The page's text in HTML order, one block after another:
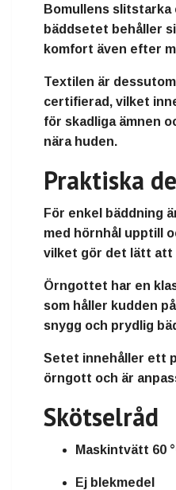
Bomullens
bäddsetet behåller
komfort även efter
Textilen är dessutom
certifierad , vilket
för skadliga ämnen
nära huden.
Praktiska
För enkel bäddning
med hörnhål upptill
vilket gör det lätt att
Örngottet har en
som håller kudden
snygg och prydlig
Setet innehåller ett
örngott och är
Skötselråd
Maskintvätt 60
Ej blekmedel